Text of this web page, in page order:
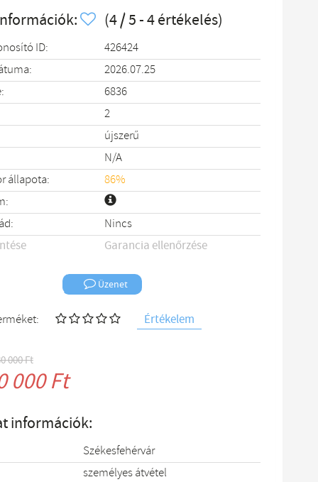
(4 / 5 - 4 értékelés)
ID:
426424
2026.07.25
6836
2
újszerű
N/A
állapota:
86%
Nincs
Garancia ellenőrzése
Üzenet
Értékelem
000 Ft
000 Ft
információk:
Székesfehérvár
személyes átvétel